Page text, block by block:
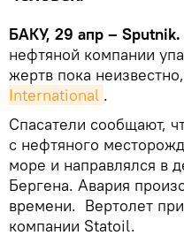
БАКУ, 29 апр – Sputnik.
нефтяной компании
жертв пока
International .
Спасатели сообщают,
с нефтяного
море и направлялся в
Бергена. Авария
времени. Вертолет
компании Statoil.